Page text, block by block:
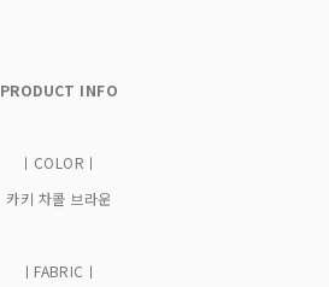
PRODUCT INFO
ㅣCOLORㅣ
카키 차콜 브라운
ㅣFABRICㅣ